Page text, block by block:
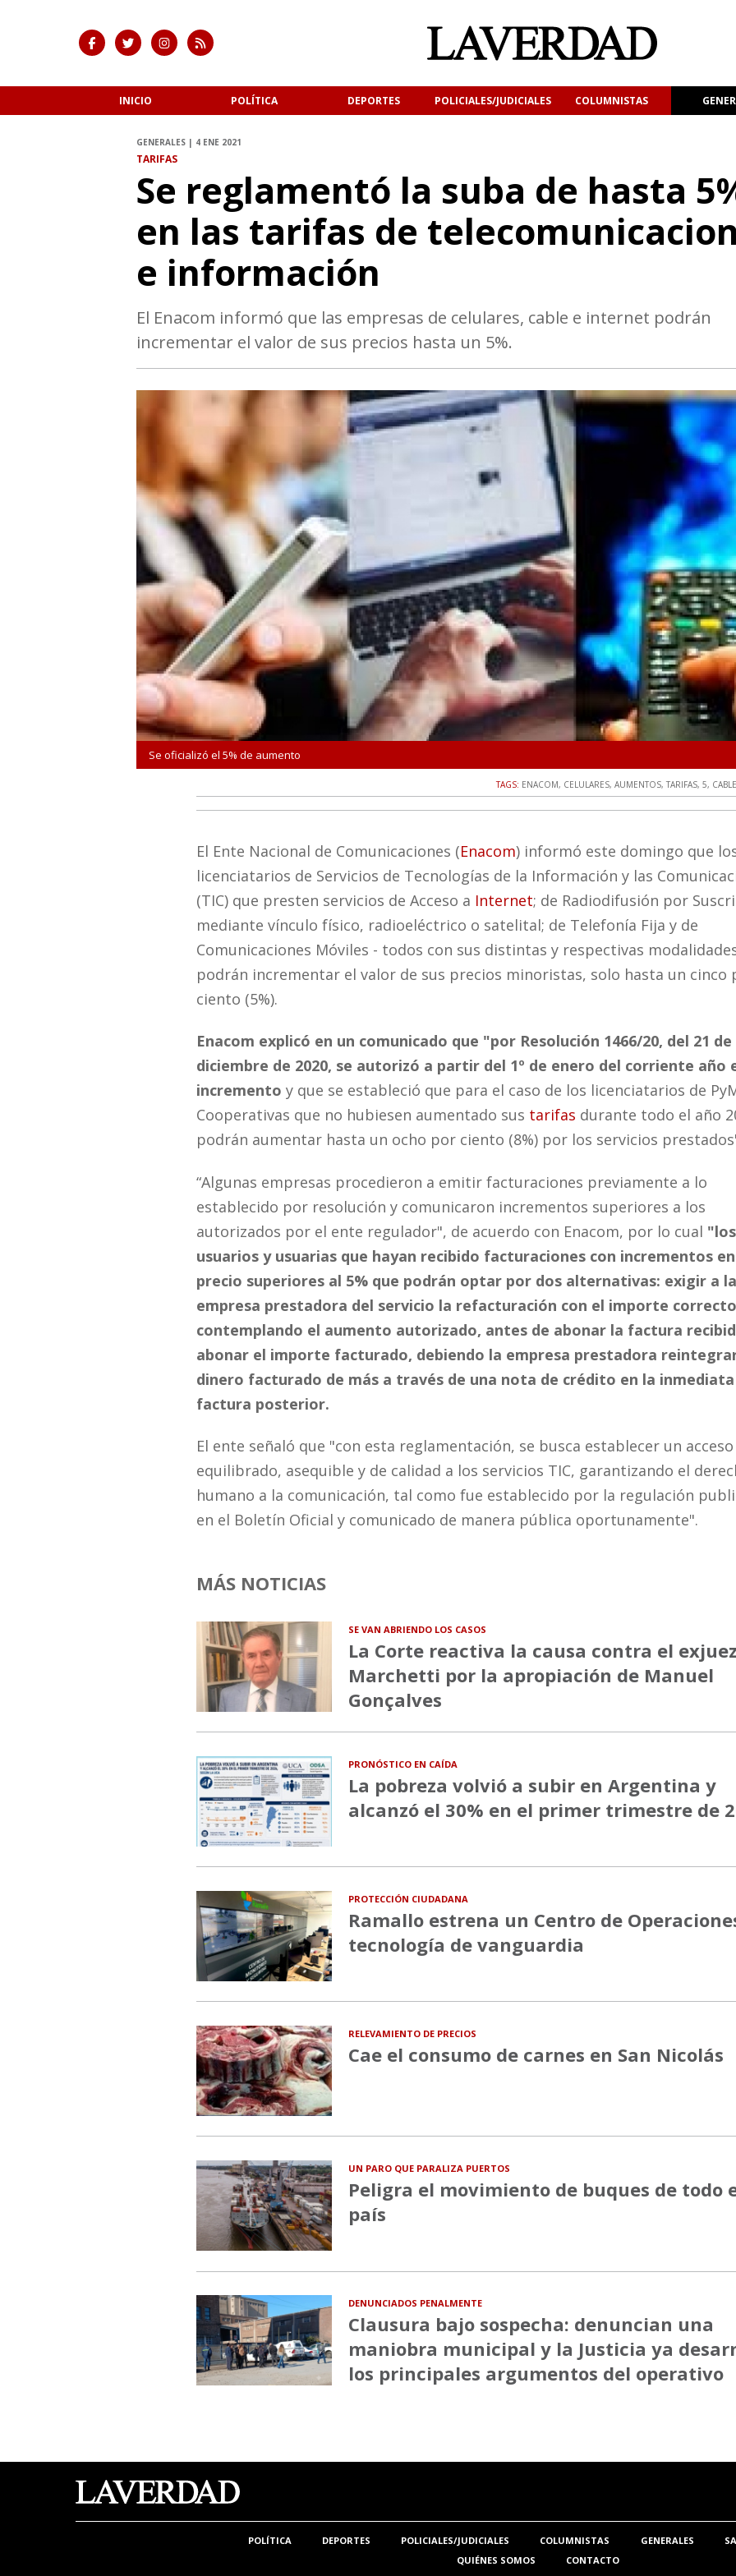
INICIO POLÍTICA DEPORTES POLICIALES/JUDICIALES COLUMNISTAS
GENERALES | 4 ENE 2021
TARIFAS
Se reglamentó la suba de hasta
en las tarifas de
e información
El Enacom informó que las empresas de celulares, cable e internet podrán
incrementar el valor de sus precios hasta un 5%.
Se oficializó el 5% de aumento
TAGS: ENACOM, CELULARES,AUMENTOS,TARIFAS,5,
El Ente Nacional de Comunicaciones (Enacom) informó este domingo que
licenciatarios de Servicios de Tecnologías de la Información y las
(TIC) que presten servicios de Acceso a Internet; de Radiodifusión por
mediante vínculo físico, radioeléctrico o satelital; de Telefonía Fija y de
Comunicaciones Móviles - todos con sus distintas y respectivas
podrán incrementar el valor de sus precios minoristas, solo hasta un cinco
ciento (5%).
Enacom explicó en un comunicado que "por Resolución 1466/20, del 21 de
diciembre de 2020, se autorizó a partir del 1º de enero del corriente año
incremento y que se estableció que para el caso de los licenciatarios de
Cooperativas que no hubiesen aumentado sus tarifas durante todo el año
podrán aumentar hasta un ocho por ciento (8%) por los servicios
“Algunas empresas procedieron a emitir facturaciones previamente a lo
establecido por resolución y comunicaron incrementos superiores a los
autorizados por el ente regulador", de acuerdo con Enacom, por lo cual "los
usuarios y usuarias que hayan recibido facturaciones con incrementos
precio superiores al 5% que podrán optar por dos alternativas: exigir a la
empresa prestadora del servicio la refacturación con el importe correcto
contemplando el aumento autorizado, antes de abonar la factura
abonar el importe facturado, debiendo la empresa prestadora
dinero facturado de más a través de una nota de crédito en la inmediata
factura posterior.
El ente señaló que "con esta reglamentación, se busca establecer un acceso
equilibrado, asequible y de calidad a los servicios TIC, garantizando el
humano a la comunicación, tal como fue establecido por la regulación
en el Boletín Oficial y comunicado de manera pública oportunamente".
MÁS NOTICIAS
SE VAN ABRIENDO LOS CASOS
La Corte reactiva la causa contra el exjuez
Marchetti por la apropiación de Manuel
Gonçalves
PRONÓSTICO EN CAÍDA
La pobreza volvió a subir en Argentina y
alcanzó el 30% en el primer trimestre de
PROTECCIÓN CIUDADANA
Ramallo estrena un Centro de
tecnología de vanguardia
RELEVAMIENTO DE PRECIOS
Cae el consumo de carnes en San Nicolás
UN PARO QUE PARALIZA PUERTOS
Peligra el movimiento de buques de todo
país
DENUNCIADOS PENALMENTE
Clausura bajo sospecha: denuncian una
maniobra municipal y la Justicia ya
los principales argumentos del operativo
POLÍTICA DEPORTES POLICIALES/JUDICIALES COLUMNISTAS GENERALES
QUIÉNES SOMOS
CONTACTO